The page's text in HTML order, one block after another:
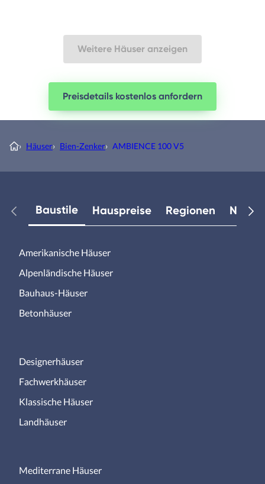
Weitere Häuser anzeigen
Preisdetails kostenlos anfordern
› Häuser› Bien-Zenker› AMBIENCE 100 V5
Baustile Hauspreise Regionen
Amerikanische Häuser
Alpenländische Häuser
Bauhaus-Häuser
Betonhäuser
Designerhäuser
Fachwerkhäuser
Klassische Häuser
Landhäuser
Mediterrane Häuser